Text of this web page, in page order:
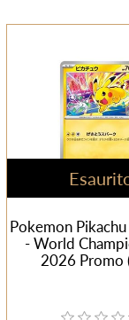
Pokemon
- World
2026 Promo